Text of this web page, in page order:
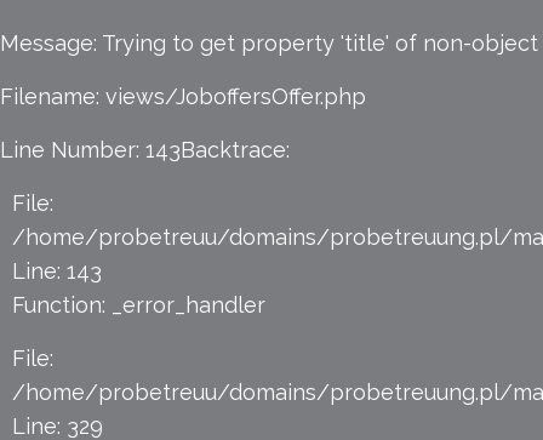
Message: Trying to get property 'title' of non-object
Filename: views/JoboffersOffer.php
Line Number: 143Backtrace:
File:
/home/probetreuu/domains/probetreuung.pl/
Line: 143
Function: _error_handler
File:
/home/probetreuu/domains/probetreuung.pl/
Line: 329